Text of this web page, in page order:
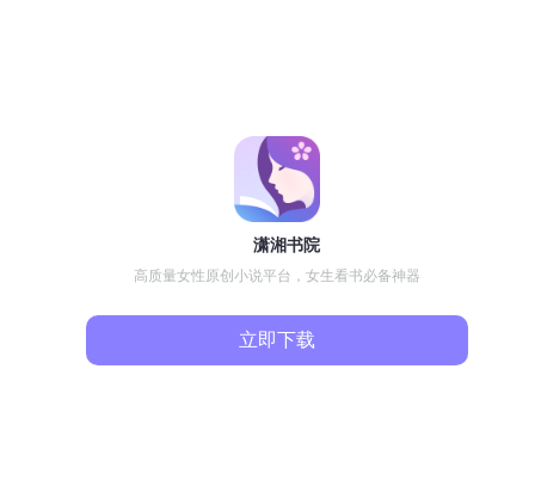
潇湘书院
高质量女性原创小说平台，女生看书必备神器
立即下载